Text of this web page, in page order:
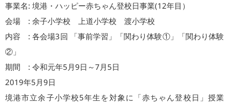
事業名: 境港・ハッピー赤ちゃん登校日事業(12年目）
会場 : 余子小学校 上道小学校 渡小学校
内容 : 各会場3回 「事前学習」「関わり体験①」「関わり体験
②」
期間 : 令和元年5月9日～7月5日
2019年5月9日
境港市立余子小学校5年生を対象に「赤ちゃん登校日」授業